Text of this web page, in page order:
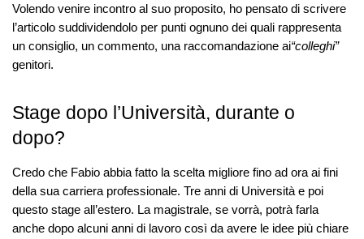
Volendo venire incontro al suo proposito, ho pensato di scrivere
l’articolo suddividendolo per punti ognuno dei quali rappresenta
un consiglio, un commento, una raccomandazione ai“colleghi”
genitori.
Stage dopo l’Università, durante o
dopo?
Credo che Fabio abbia fatto la scelta migliore fino ad ora ai fini
della sua carriera professionale. Tre anni di Università e poi
questo stage all’estero. La magistrale, se vorrà, potrà farla
anche dopo alcuni anni di lavoro così da avere le idee più chiare